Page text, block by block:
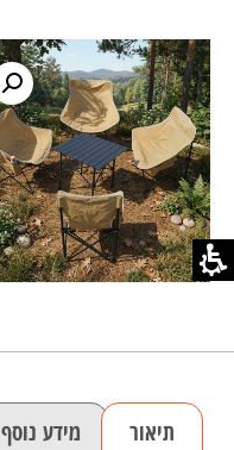
תיאור מידע נוסף